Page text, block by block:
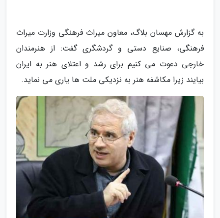
به گزارش مهسان بلاگ، معاون میراث فرهنگی وزارت میراث
فرهنگی، صنایع دستی و گردشگری گفت: از هنرمندان
خارجی دعوت می کنیم برای رشد و اعتلای هنر به ایران
بیایند زیرا مکاشفه هنر به نزدیکی ملت ها یاری می نماید.